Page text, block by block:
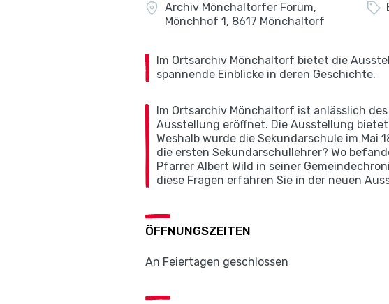
Archiv Mönchaltorfer Forum,
Mönchhof 1, 8617 Mönchaltorf
Im Ortsarchiv Mönchaltorf bietet die
spannende Einblicke in deren Geschichte.
Im Ortsarchiv Mönchaltorf ist anlässlich
Ausstellung eröffnet. Die Ausstellung
Weshalb wurde die Sekundarschule im
die ersten Sekundarschullehrer? Wo
Pfarrer Albert Wild in seiner
diese Fragen erfahren Sie in der neuen
ÖFFNUNGSZEITEN
An Feiertagen geschlossen